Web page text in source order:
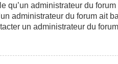
qu’un administrateur du
administrateur du forum ait
un administrateur du